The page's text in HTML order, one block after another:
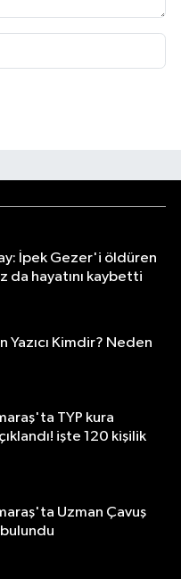
İpek Gezer'i öldüren
da hayatını kaybetti
Yazıcı Kimdir? Neden
TYP kura
işte 120 kişilik
Uzman Çavuş